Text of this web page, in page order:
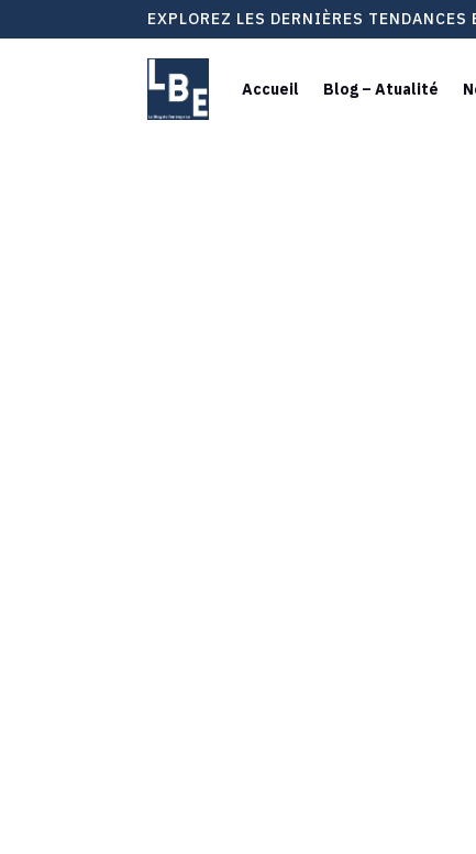
EXPLOREZ LES DERNIÈRES
Accueil Blog – Atualité